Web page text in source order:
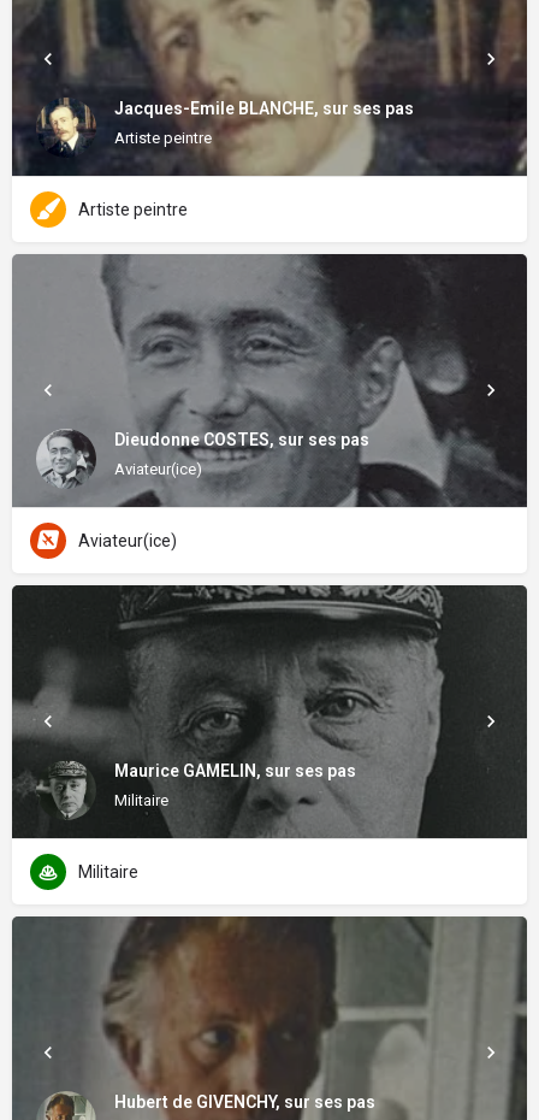
Jacques-Emile BLANCHE, sur ses pas
Artiste peintre
Artiste peintre
Dieudonne COSTES, sur ses pas
Aviateur(ice)
Aviateur(ice)
Maurice GAMELIN, sur ses pas
Militaire
Militaire
Hubert de GIVENCHY, sur ses pas